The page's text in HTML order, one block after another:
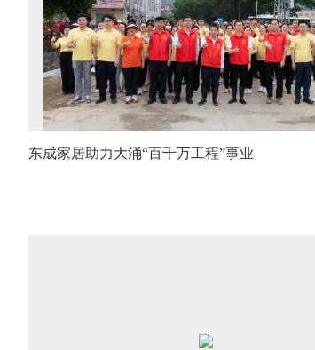
东成家居助力大涌“百千万工程”事业